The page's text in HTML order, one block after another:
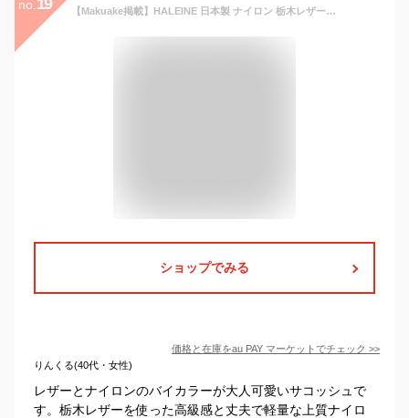
no. 【Makuake掲載】HALEINE 日本製 ナイロン 栃木レザー サコッシュ レディース ショルダー バッグ ボディバッグ 牛革 本革 【名入れ可能】(
ショップでみる
価格と在庫をau PAY マーケット でチェック >>
りんくる(40代・女性)
レザーとナイロンのバイカラーが大人可愛いサコッシュで
す。栃木レザーを使った高級感と丈夫で軽量な上質ナイロ